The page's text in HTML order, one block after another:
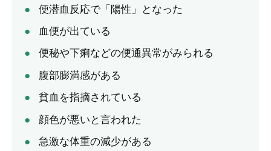
便潜血反応で「陽性」となった
血便が出ている
便秘や下痢などの便通異常がみられる
腹部膨満感がある
貧血を指摘されている
顔色が悪いと言われた
急激な体重の減少がある